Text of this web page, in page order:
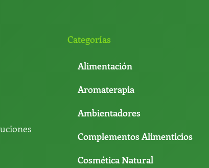
Categorías
Alimentación
Aromaterapia
Ambientadores
Complementos Alimenticios
Cosmética Natural